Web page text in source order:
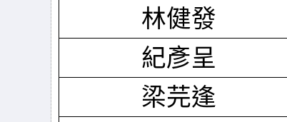
林健發
紀彥呈
梁芫逢